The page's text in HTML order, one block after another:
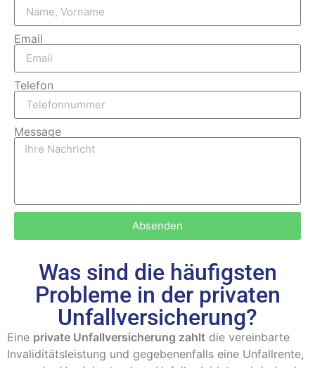
Email
Telefon
Message
Absenden
Was sind die häufigsten
Probleme in der privaten
Unfallversicherung?
Eine private Unfallversicherung zahlt die vereinbarte
Invaliditätsleistung und gegebenenfalls eine Unfallrente,